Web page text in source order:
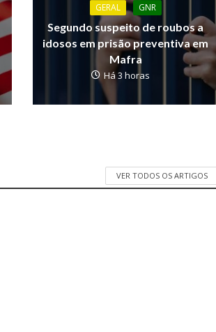
GERAL GNR
Segundo suspeito de roubos a
idosos em prisão preventiva em
Mafra
Há 3 horas
VER TODOS OS ARTIGOS